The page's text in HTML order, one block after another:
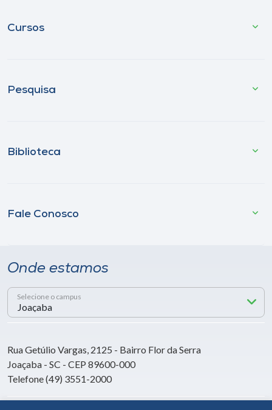
Cursos
Pesquisa
Biblioteca
Fale Conosco
Onde estamos
Selecione o campus
Rua Getúlio Vargas, 2125 - Bairro Flor da Serra
Joaçaba - SC - CEP 89600-000
Telefone (49) 3551-2000